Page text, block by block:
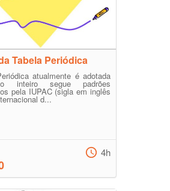
Tabela Periódica
atualmente é adotada
inteiro segue padrões
pela IUPAC (sigla em inglês
d...
4h